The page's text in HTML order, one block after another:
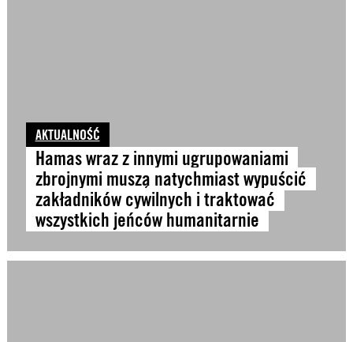
AKTUALNOŚĆ
Hamas wraz z innymi ugrupowaniami
zbrojnymi muszą natychmiast wypuścić
zakładników cywilnych i traktować
wszystkich jeńców humanitarnie